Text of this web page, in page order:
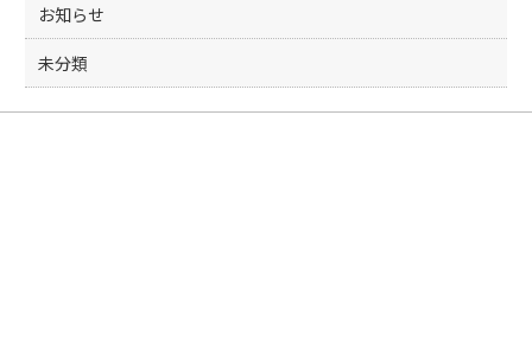
お知らせ
未分類